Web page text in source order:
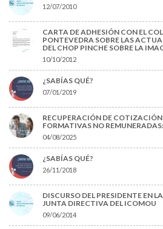
12/07/2010
CARTA DE ADHESIÓN CON EL
PONTEVEDRA SOBRE LAS
DEL CHOP PINCHE SOBRE LA
10/10/2012
¿SABÍAS QUÉ?
07/01/2019
RECUPERACIÓN DE
FORMATIVAS NO
04/08/2025
¿SABÍAS QUÉ?
26/11/2018
DISCURSO DEL PRESIDENTE EN
JUNTA DIRECTIVA DEL ICOMOU
09/06/2014